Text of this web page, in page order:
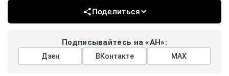
Поделиться
Подписывайтесь на «АН»:
Дзен ВКонтакте МАХ